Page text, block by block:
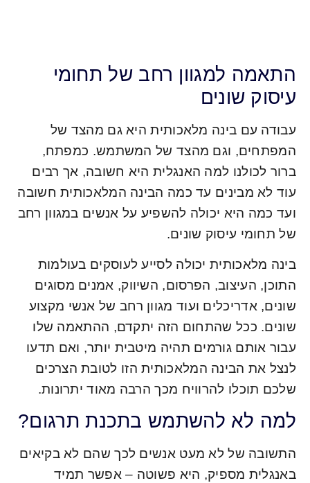
התאמה למגוון רחב של תחומי
עיסוק שונים
עבודה עם בינה מלאכותית היא גם מהצד של
המפתחים, וגם מהצד של המשתמש. כמפתח,
ברור לכולנו למה האנגלית היא חשובה, אך רבים
עוד לא מבינים עד כמה הבינה המלאכותית חשובה
ועד כמה היא יכולה להשפיע על אנשים במגוון רחב
של תחומי עיסוק שונים.
בינה מלאכותית יכולה לסייע לעוסקים בעולמות
התוכן, העיצוב, הפרסום, השיווק, אמנים מסוגים
שונים, אדריכלים ועוד מגוון רחב של אנשי מקצוע
שונים. ככל שהתחום הזה יתקדם, ההתאמה שלו
עבור אותם גורמים תהיה מיטבית יותר, ואם תדעו
לנצל את הבינה המלאכותית הזו לטובת הצרכים
שלכם תוכלו להרוויח מכך הרבה מאוד יתרונות.
למה לא להשתמש בתכנת תרגום?
התשובה של לא מעט אנשים לכך שהם לא בקיאים
באנגלית מספיק, היא פשוטה – אפשר תמיד